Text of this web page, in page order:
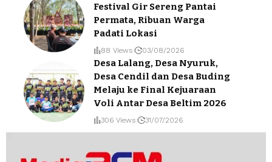
Festival Gir Sereng Pantai
Permata, Ribuan Warga
Padati Lokasi
88 Views 03/08/2026
Desa Lalang, Desa Nyuruk,
Desa Cendil dan Desa Buding
Melaju ke Final Kejuaraan
Voli Antar Desa Beltim 2026
306 Views 31/07/2026